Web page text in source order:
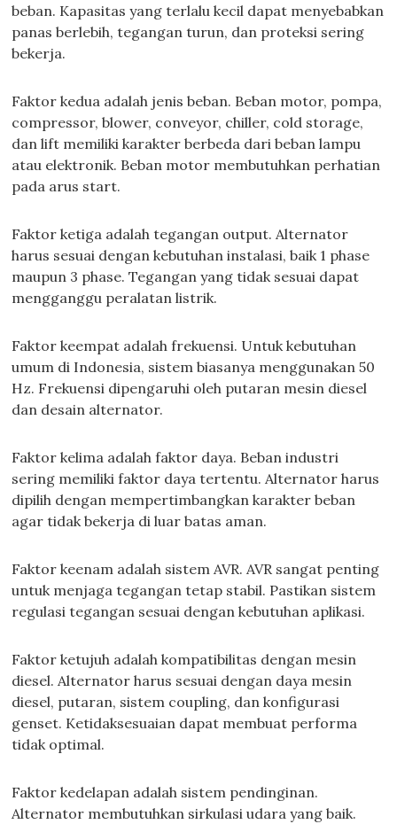
beban. Kapasitas yang terlalu kecil dapat menyebabkan
panas berlebih, tegangan turun, dan proteksi sering
bekerja.
Faktor kedua adalah jenis beban. Beban motor, pompa,
compressor, blower, conveyor, chiller, cold storage,
dan lift memiliki karakter berbeda dari beban lampu
atau elektronik. Beban motor membutuhkan perhatian
pada arus start.
Faktor ketiga adalah tegangan output. Alternator
harus sesuai dengan kebutuhan instalasi, baik 1 phase
maupun 3 phase. Tegangan yang tidak sesuai dapat
mengganggu peralatan listrik.
Faktor keempat adalah frekuensi. Untuk kebutuhan
umum di Indonesia, sistem biasanya menggunakan 50
Hz. Frekuensi dipengaruhi oleh putaran mesin diesel
dan desain alternator.
Faktor kelima adalah faktor daya. Beban industri
sering memiliki faktor daya tertentu. Alternator harus
dipilih dengan mempertimbangkan karakter beban
agar tidak bekerja di luar batas aman.
Faktor keenam adalah sistem AVR. AVR sangat penting
untuk menjaga tegangan tetap stabil. Pastikan sistem
regulasi tegangan sesuai dengan kebutuhan aplikasi.
Faktor ketujuh adalah kompatibilitas dengan mesin
diesel. Alternator harus sesuai dengan daya mesin
diesel, putaran, sistem coupling, dan konfigurasi
genset. Ketidaksesuaian dapat membuat performa
tidak optimal.
Faktor kedelapan adalah sistem pendinginan.
Alternator membutuhkan sirkulasi udara yang baik.